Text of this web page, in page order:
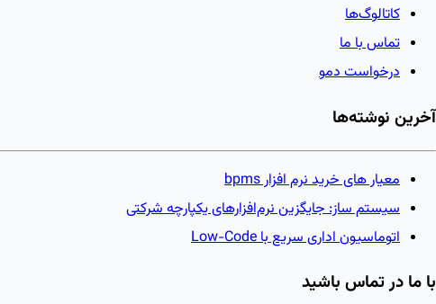
کاتالوگ‌ها
تماس با ما
درخواست دمو
آخرین نوشته‌ها
معیار های خرید نرم افزار bpms
سیستم ساز: جایگزین نرم‌افزارهای یکپارچه شرکتی
اتوماسیون اداری سریع با Low-Code
با ما در تماس باشید